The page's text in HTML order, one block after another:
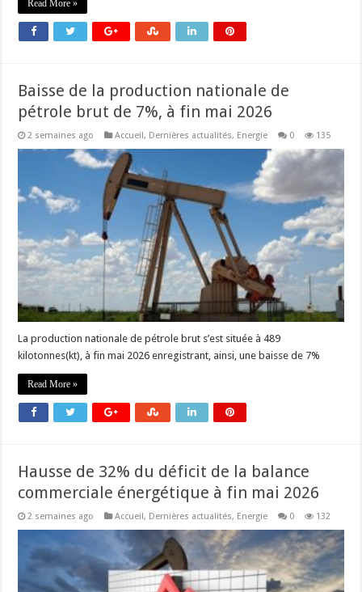
Read More »
Baisse de la production nationale de
pétrole brut de 7%, à fin mai 2026
2 semaines ago Accueil, Dernières actualités, Energie 0 135
La production nationale de pétrole brut s’est située à 489
kilotonnes(kt), à fin mai 2026 enregistrant, ainsi, une baisse de 7%
Read More »
Hausse de 32% du déficit de la balance
commerciale énergétique à fin mai 2026
2 semaines ago Accueil, Dernières actualités, Energie 0 132